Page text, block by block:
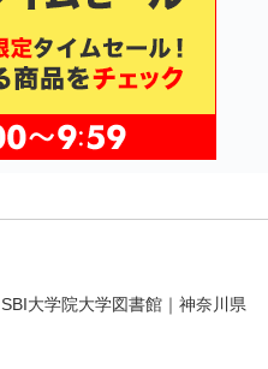
SBI大学院大学図書館｜神奈川県